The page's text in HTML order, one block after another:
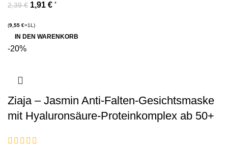
2,39€ 1,91 € *
(9,55 €=1L)
IN DEN WARENKORB
-20%
Ziaja – Jasmin Anti-Falten-Gesichtsmaske
mit Hyaluronsäure-Proteinkomplex ab 50+